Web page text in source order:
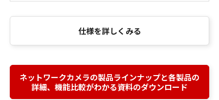
仕様を詳しくみる
ネットワークカメラの製品ラインナップと各製品の
詳細、機能比較がわかる資料のダウンロード